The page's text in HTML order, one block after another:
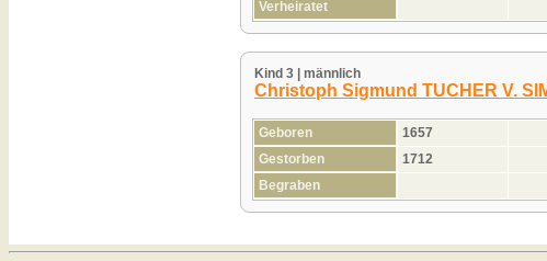
Verheiratet
Kind 3 | männlich
Christoph Sigmund TUCHER V.
Geboren
1657
Gestorben
1712
Begraben